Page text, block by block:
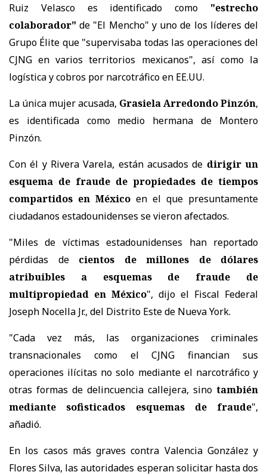
Ruiz Velasco es identificado como "estrecho
colaborador" de "El Mencho" y uno de los líderes del
Grupo Élite que "supervisaba todas las operaciones del
CJNG en varios territorios mexicanos", así como la
logística y cobros por narcotráfico en EE.UU.
La única mujer acusada, Grasiela Arredondo Pinzón,
es identificada como medio hermana de Montero
Pinzón.
Con él y Rivera Varela, están acusados de dirigir un
esquema de fraude de propiedades de tiempos
compartidos en México en el que presuntamente
ciudadanos estadounidenses se vieron afectados.
"Miles de víctimas estadounidenses han reportado
pérdidas de cientos de millones de dólares
atribuibles a esquemas de fraude de
multipropiedad en México", dijo el Fiscal Federal
Joseph Nocella Jr., del Distrito Este de Nueva York.
"Cada vez más, las organizaciones criminales
transnacionales como el CJNG financian sus
operaciones ilícitas no solo mediante el narcotráfico y
otras formas de delincuencia callejera, sino también
mediante sofisticados esquemas de fraude",
añadió.
En los casos más graves contra Valencia González y
Flores Silva, las autoridades esperan solicitar hasta dos